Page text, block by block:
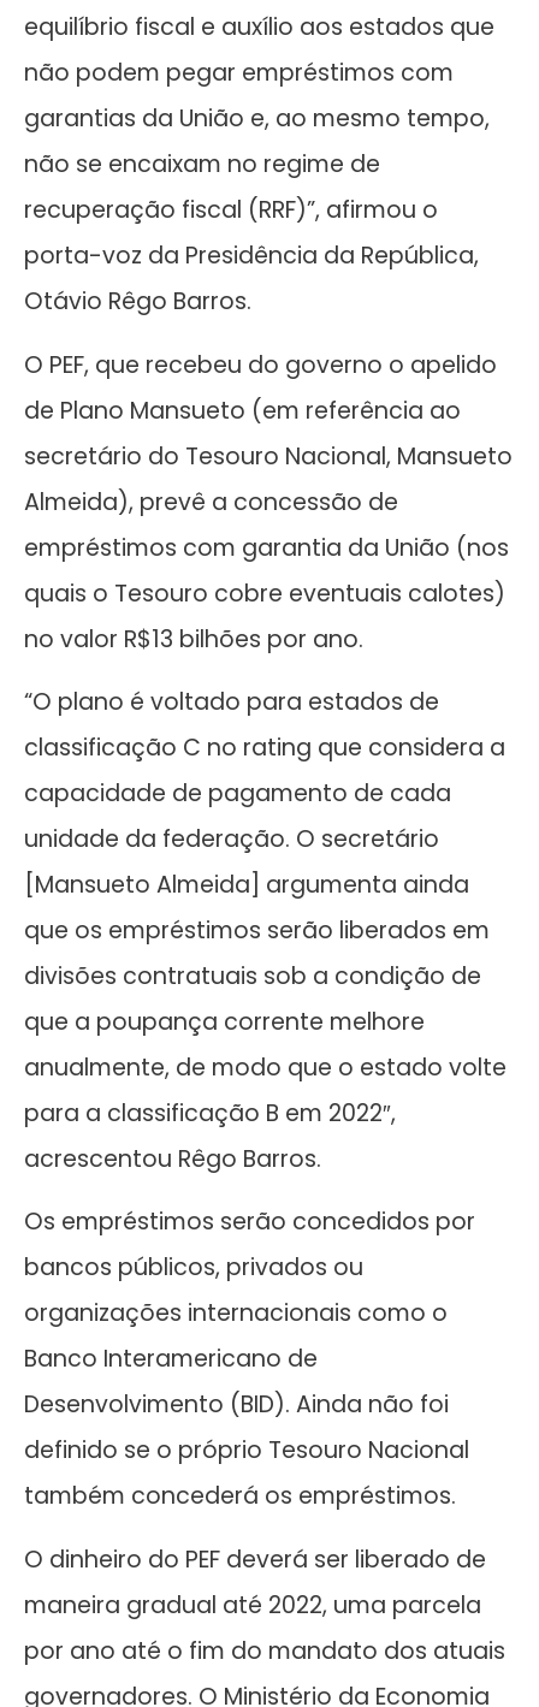
equilíbrio fiscal e auxílio aos estados que
não podem pegar empréstimos com
garantias da União e, ao mesmo tempo,
não se encaixam no regime de
recuperação fiscal (RRF)”, afirmou o
porta-voz da Presidência da República,
Otávio Rêgo Barros.
O PEF, que recebeu do governo o apelido
de Plano Mansueto (em referência ao
secretário do Tesouro Nacional, Mansueto
Almeida), prevê a concessão de
empréstimos com garantia da União (nos
quais o Tesouro cobre eventuais calotes)
no valor R$13 bilhões por ano.
“O plano é voltado para estados de
classificação C no rating que considera a
capacidade de pagamento de cada
unidade da federação. O secretário
[Mansueto Almeida] argumenta ainda
que os empréstimos serão liberados em
divisões contratuais sob a condição de
que a poupança corrente melhore
anualmente, de modo que o estado volte
para a classificação B em 2022″,
acrescentou Rêgo Barros.
Os empréstimos serão concedidos por
bancos públicos, privados ou
organizações internacionais como o
Banco Interamericano de
Desenvolvimento (BID). Ainda não foi
definido se o próprio Tesouro Nacional
também concederá os empréstimos.
O dinheiro do PEF deverá ser liberado de
maneira gradual até 2022, uma parcela
por ano até o fim do mandato dos atuais
governadores. O Ministério da Economia